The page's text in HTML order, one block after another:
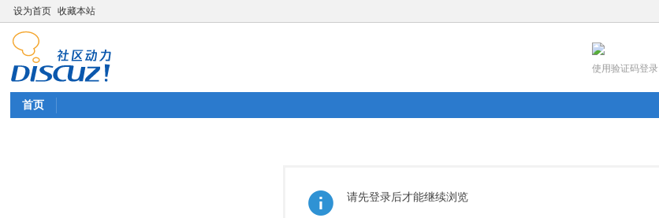
设为首页 收藏本站
使用验证码登录
首页
请先登录后才能继续浏览